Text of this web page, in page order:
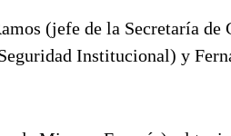
(jefe de la Secretaría de
Institucional) y